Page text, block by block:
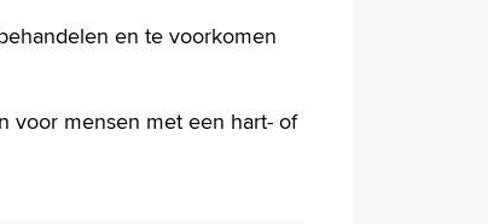
en te voorkomen
voor mensen met een hart- of